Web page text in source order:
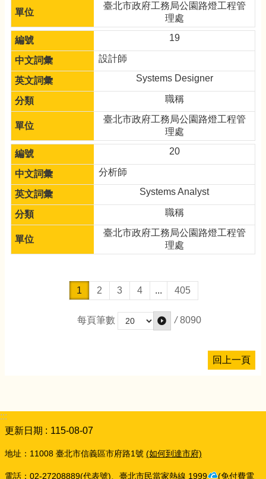
臺北市政府工務局公園路燈工程管
理處
19
設計師
Systems Designer
職稱
臺北市政府工務局公園路燈工程管
理處
20
分析師
Systems Analyst
職稱
臺北市政府工務局公園路燈工程管
理處
1 2 3 4 ... 405
每頁筆數 / 8090
回上一頁
:::
更新日期
115-08-07
地址：11008 臺北市信義區市府路1號 (如何到達市府)
電話：02-27208889(代表號)、臺北市民當家熱線 1999 (免付費電